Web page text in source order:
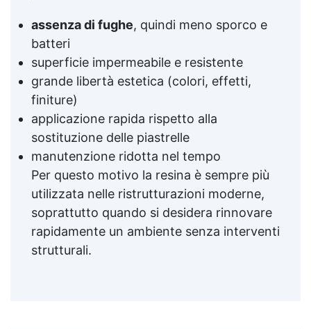
assenza di fughe, quindi meno sporco e
batteri
superficie impermeabile e resistente
grande libertà estetica (colori, effetti,
finiture)
applicazione rapida rispetto alla
sostituzione delle piastrelle
manutenzione ridotta nel tempo
Per questo motivo la resina è sempre più
utilizzata nelle ristrutturazioni moderne,
soprattutto quando si desidera rinnovare
rapidamente un ambiente senza interventi
strutturali.